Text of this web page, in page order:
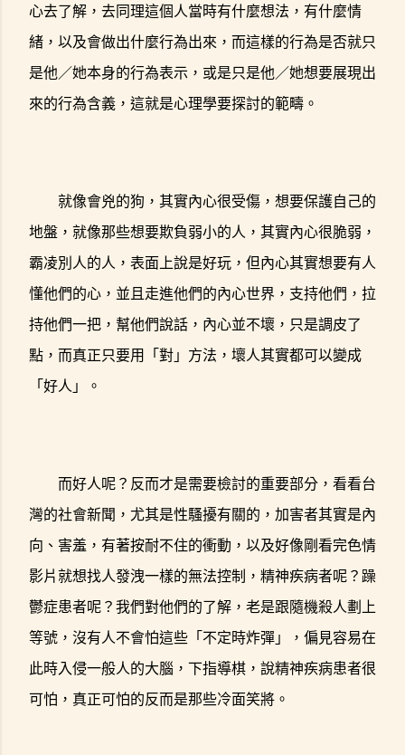
心去了解，去同理這個人當時有什麼想法，有什麼情
緒，以及會做出什麼行為出來，而這樣的行為是否就只
是他／她本身的行為表示，或是只是他／她想要展現出
來的行為含義，這就是心理學要探討的範疇。
就像會兇的狗，其實內心很受傷，想要保護自己的
地盤，就像那些想要欺負弱小的人，其實內心很脆弱，
霸凌別人的人，表面上說是好玩，但內心其實想要有人
懂他們的心，並且走進他們的內心世界，支持他們，拉
持他們一把，幫他們說話，內心並不壞，只是調皮了
點，而真正只要用「對」方法，壞人其實都可以變成
「好人」。
而好人呢？反而才是需要檢討的重要部分，看看台
灣的社會新聞，尤其是性騷擾有關的，加害者其實是內
向、害羞，有著按耐不住的衝動，以及好像剛看完色情
影片就想找人發洩一樣的無法控制，精神疾病者呢？躁
鬱症患者呢？我們對他們的了解，老是跟隨機殺人劃上
等號，沒有人不會怕這些「不定時炸彈」，偏見容易在
此時入侵一般人的大腦，下指導棋，說精神疾病患者很
可怕，真正可怕的反而是那些冷面笑將。